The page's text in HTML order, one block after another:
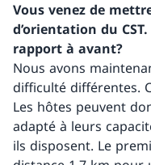
Vous venez de
d’orientation du
rapport à avant?
Nous avons
difficulté différentes.
Les hôtes peuvent
adapté à leurs
ils disposent. Le